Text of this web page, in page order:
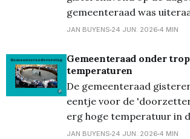
gemeenteraad was
voorstelling van de
schepen Sofie Mertens
Belangrijkste punt dat ze
de ondertussen alom
van 10 miljoen euro, die nu
(volgens de
JAN BUYENS 24 JUN. 2026 4 MIN
Gemeenteraad onder
temperaturen
De gemeenteraad
eentje voor de
erg hoge temperatuur in
Zoals steeds werd de
JAN BUYENS 24 JUN. 2026 4 MIN